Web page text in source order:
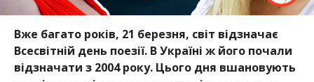
Вже багато років, 21 березня, світ відзначає
Всесвітній день поезії. В Україні ж його почали
відзначати з 2004 року. Цього дня вшановують